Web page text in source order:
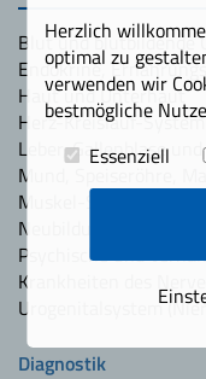
Blut und blutbildende
Endokrine,
Haut und Unterhaut
Herz-Kreislauf-System
Leber, Gallenblase
Mund, Speiseröhre,
Muskel-Skelett-
Neubildungen bzw.
Psychische und
Krankheiten des
Urogenitalsystem
Diagnostik
Herzlich
optimal zu
verwenden wir
bestmögliche
Essenziell